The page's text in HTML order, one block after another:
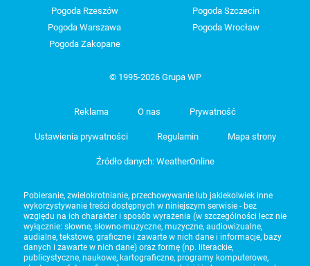
Pogoda Rzeszów
Pogoda Szczecin
Pogoda Warszawa
Pogoda Wrocław
Pogoda Zakopane
© 1995-2026 Grupa WP
Reklama O nas Prywatność
Ustawienia prywatności Regulamin Mapa strony
Źródło danych: WeatherOnline
Pobieranie, zwielokrotnianie, przechowywanie lub jakiekolwiek inne
wykorzystywanie treści dostępnych w niniejszym serwisie - bez
względu na ich charakter i sposób wyrażenia (w szczególności lecz nie
wyłącznie: słowne, słowno-muzyczne, muzyczne, audiowizualne,
audialne, tekstowe, graficzne i zawarte w nich dane i informacje, bazy
danych i zawarte w nich dane) oraz formę (np. literackie,
publicystyczne, naukowe, kartograficzne, programy komputerowe,